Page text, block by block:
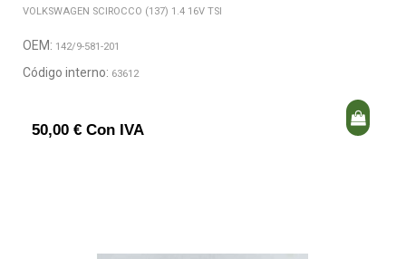
VOLKSWAGEN SCIROCCO (137) 1.4 16V TSI
OEM: 142/9-581-201
Código interno: 63612
50,00 € Con IVA